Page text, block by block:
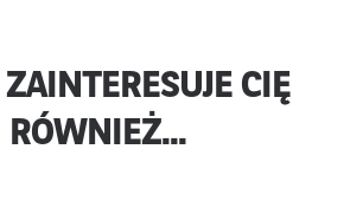
CIĘ
RÓWNIEŻ...